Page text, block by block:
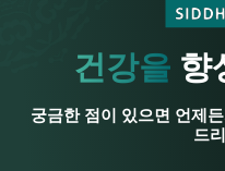
건강을 향
궁금한 점이 있으면 언제
드